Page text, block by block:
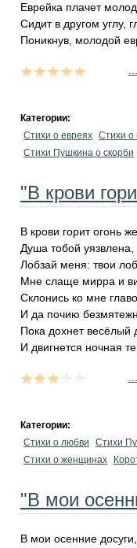
Еврейка плачет
Сидит в другом углу,
Поникнув, молодой
Категории:
Стихи о евреях Стихи о
Стихи Пушкина о скорби
"В крови
В крови горит огонь
Душа тобой уязвлена,
Лобзай меня: твои
Мне слаще мирра и
Склонись ко мне
И да почию
Пока дохнет весёлый
И двигнется ночная
Категории:
Стихи о любви
Стихи
Стихи о женщинах
"В мои
В мои осенние досуги,